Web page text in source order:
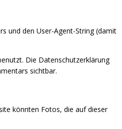
und den User-Agent-String (damit
Die Datenschutzerklärung
sichtbar.
könnten Fotos, die auf dieser